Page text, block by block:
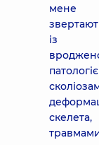
мене
із
скелета,